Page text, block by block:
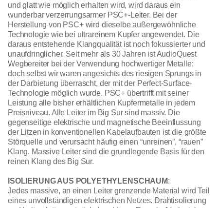
und glatt wie möglich erhalten wird, wird daraus ein
wunderbar verzerrungsarmer PSC+-Leiter. Bei der
Herstellung von PSC+ wird dieselbe außergewöhnliche
Technologie wie bei ultrareinem Kupfer angewendet. Die
daraus entstehende Klangqualität ist noch fokussierter und
unaufdringlicher. Seit mehr als 30 Jahren ist AudioQuest
Wegbereiter bei der Verwendung hochwertiger Metalle;
doch selbst wir waren angesichts des riesigen Sprungs in
der Darbietung überrascht, der mit der Perfect-Surface-
Technologie möglich wurde. PSC+ übertrifft mit seiner
Leistung alle bisher erhältlichen Kupfermetalle in jedem
Preisniveau. Alle Leiter im Big Sur sind massiv. Die
gegenseitige elektrische und magnetische Beeinflussung
der Litzen in konventionellen Kabelaufbauten ist die größte
Störquelle und verursacht häufig einen “unreinen”, “rauen”
Klang. Massive Leiter sind die grundlegende Basis für den
reinen Klang des Big Sur.
ISOLIERUNG AUS POLYETHYLENSCHAUM:
Jedes massive, an einen Leiter grenzende Material wird Teil
eines unvollständigen elektrischen Netzes. Drahtisolierung